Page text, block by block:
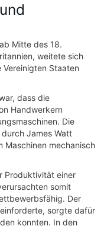
Mitte des 18.
weitete sich
Staaten
dass die
Handwerkern
Die
James Watt
Maschinen mechanisch
Produktivität einer
somit
Der
sorgte dafür
konnten. In den